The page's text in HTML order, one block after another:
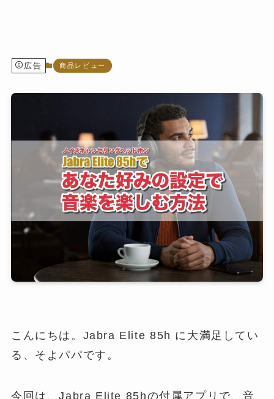
広告 商品レビュー
こんにちは。Jabra Elite 85h に大満足してい
る、そよパパです。
今回は、Jabra Elite 85hの付属アプリで、音